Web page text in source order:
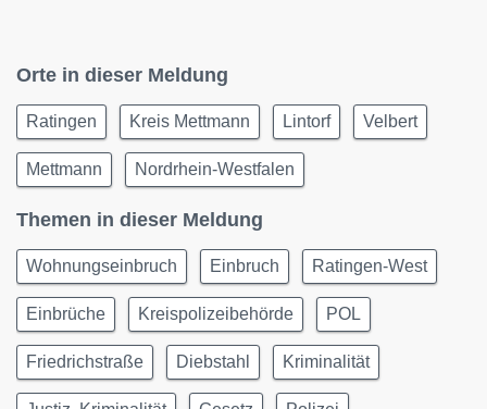
Orte in dieser Meldung
Ratingen Kreis Mettmann Lintorf Velbert
Mettmann Nordrhein-Westfalen
Themen in dieser Meldung
Wohnungseinbruch Einbruch Ratingen-West
Einbrüche Kreispolizeibehörde POL
Friedrichstraße Diebstahl Kriminalität